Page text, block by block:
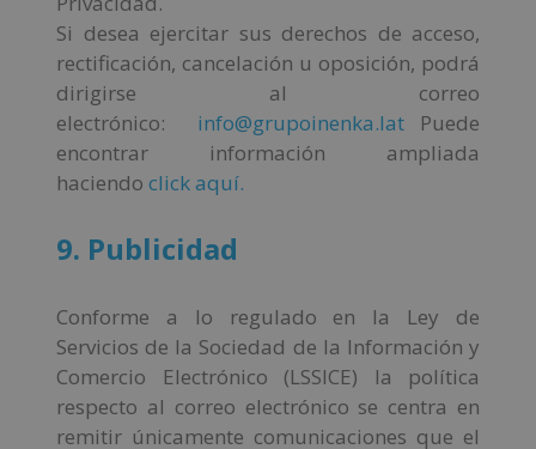
Si desea ejercitar sus derechos de acceso,
rectificación, cancelación u oposición, podrá
dirigirse al correo
electrónico: info@grupoinenka.latPuede
encontrar información ampliada
haciendo click aquí.
9. Publicidad
Conforme a lo regulado en la Ley de
Servicios de la Sociedad de la Información y
Comercio Electrónico (LSSICE) la política
respecto al correo electrónico se centra en
remitir únicamente comunicaciones que el